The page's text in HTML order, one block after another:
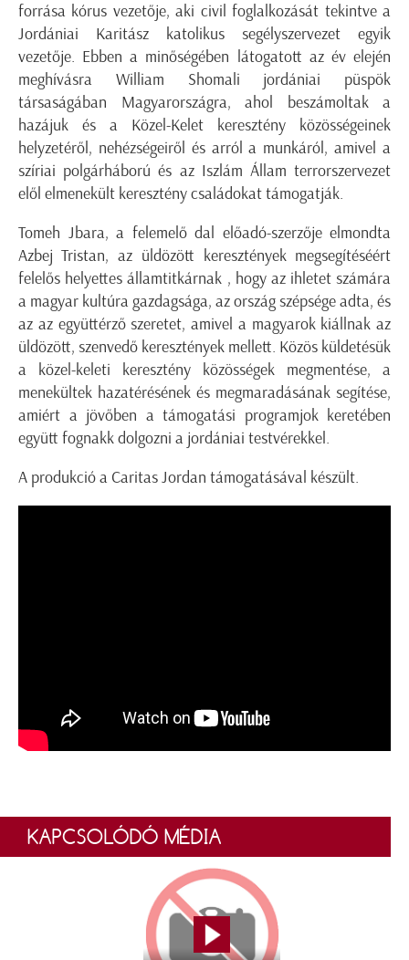
forrása kórus vezetője, aki civil foglalkozását tekintve a
Jordániai Karitász katolikus segélyszervezet egyik
vezetője. Ebben a minőségében látogatott az év elején
meghívásra William Shomali jordániai püspök
társaságában Magyarországra, ahol beszámoltak a
hazájuk és a Közel-Kelet keresztény közösségeinek
helyzetéről, nehézségeiről és arról a munkáról, amivel a
szíriai polgárháború és az Iszlám Állam terrorszervezet
elől elmenekült keresztény családokat támogatják.
Tomeh Jbara, a felemelő dal előadó-szerzője elmondta
Azbej Tristan, az üldözött keresztények megsegítéséért
felelős helyettes államtitkárnak , hogy az ihletet számára
a magyar kultúra gazdagsága, az ország szépsége adta, és
az az együttérző szeretet, amivel a magyarok kiállnak az
üldözött, szenvedő keresztények mellett. Közös küldetésük
a közel-keleti keresztény közösségek megmentése, a
menekültek hazatérésének és megmaradásának segítése,
amiért a jövőben a támogatási programjok keretében
együtt fognakk dolgozni a jordániai testvérekkel.
A produkció a Caritas Jordan támogatásával készült.
KAPCSOLÓDÓ MÉDIA